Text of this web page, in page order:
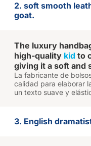
2. soft smooth
goat.
The luxury
high-quality kid to
giving it a soft and
La fabricante de
calidad para elaborar
un texto suave y
3. English